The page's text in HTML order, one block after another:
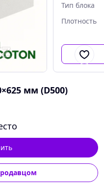
Тип блока
Плотность
мм (D500)